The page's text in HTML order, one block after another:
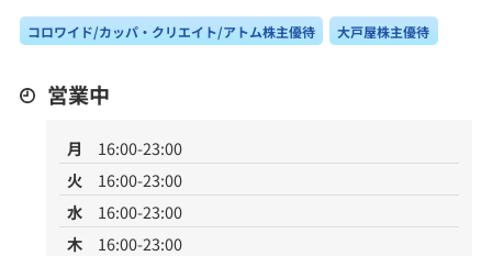
コロワイド/カッパ・クリエイト/アトム株主優待 大戸屋株主優待
営業中
月
16:00-23:00
火
16:00-23:00
水
16:00-23:00
木
16:00-23:00